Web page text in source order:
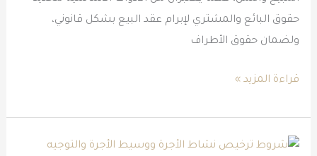
حقوق البائع والمشتري لإبرام عقد البيع بشكل قانوني،
ولضمان حقوق الأطراف
قراءة المزيد »
شروط